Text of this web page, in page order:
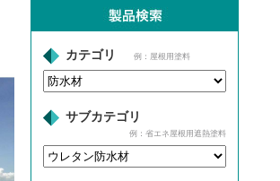
カテゴリ 例：屋根用塗料
サブカテゴリ
例：省エネ屋根用遮熱塗料